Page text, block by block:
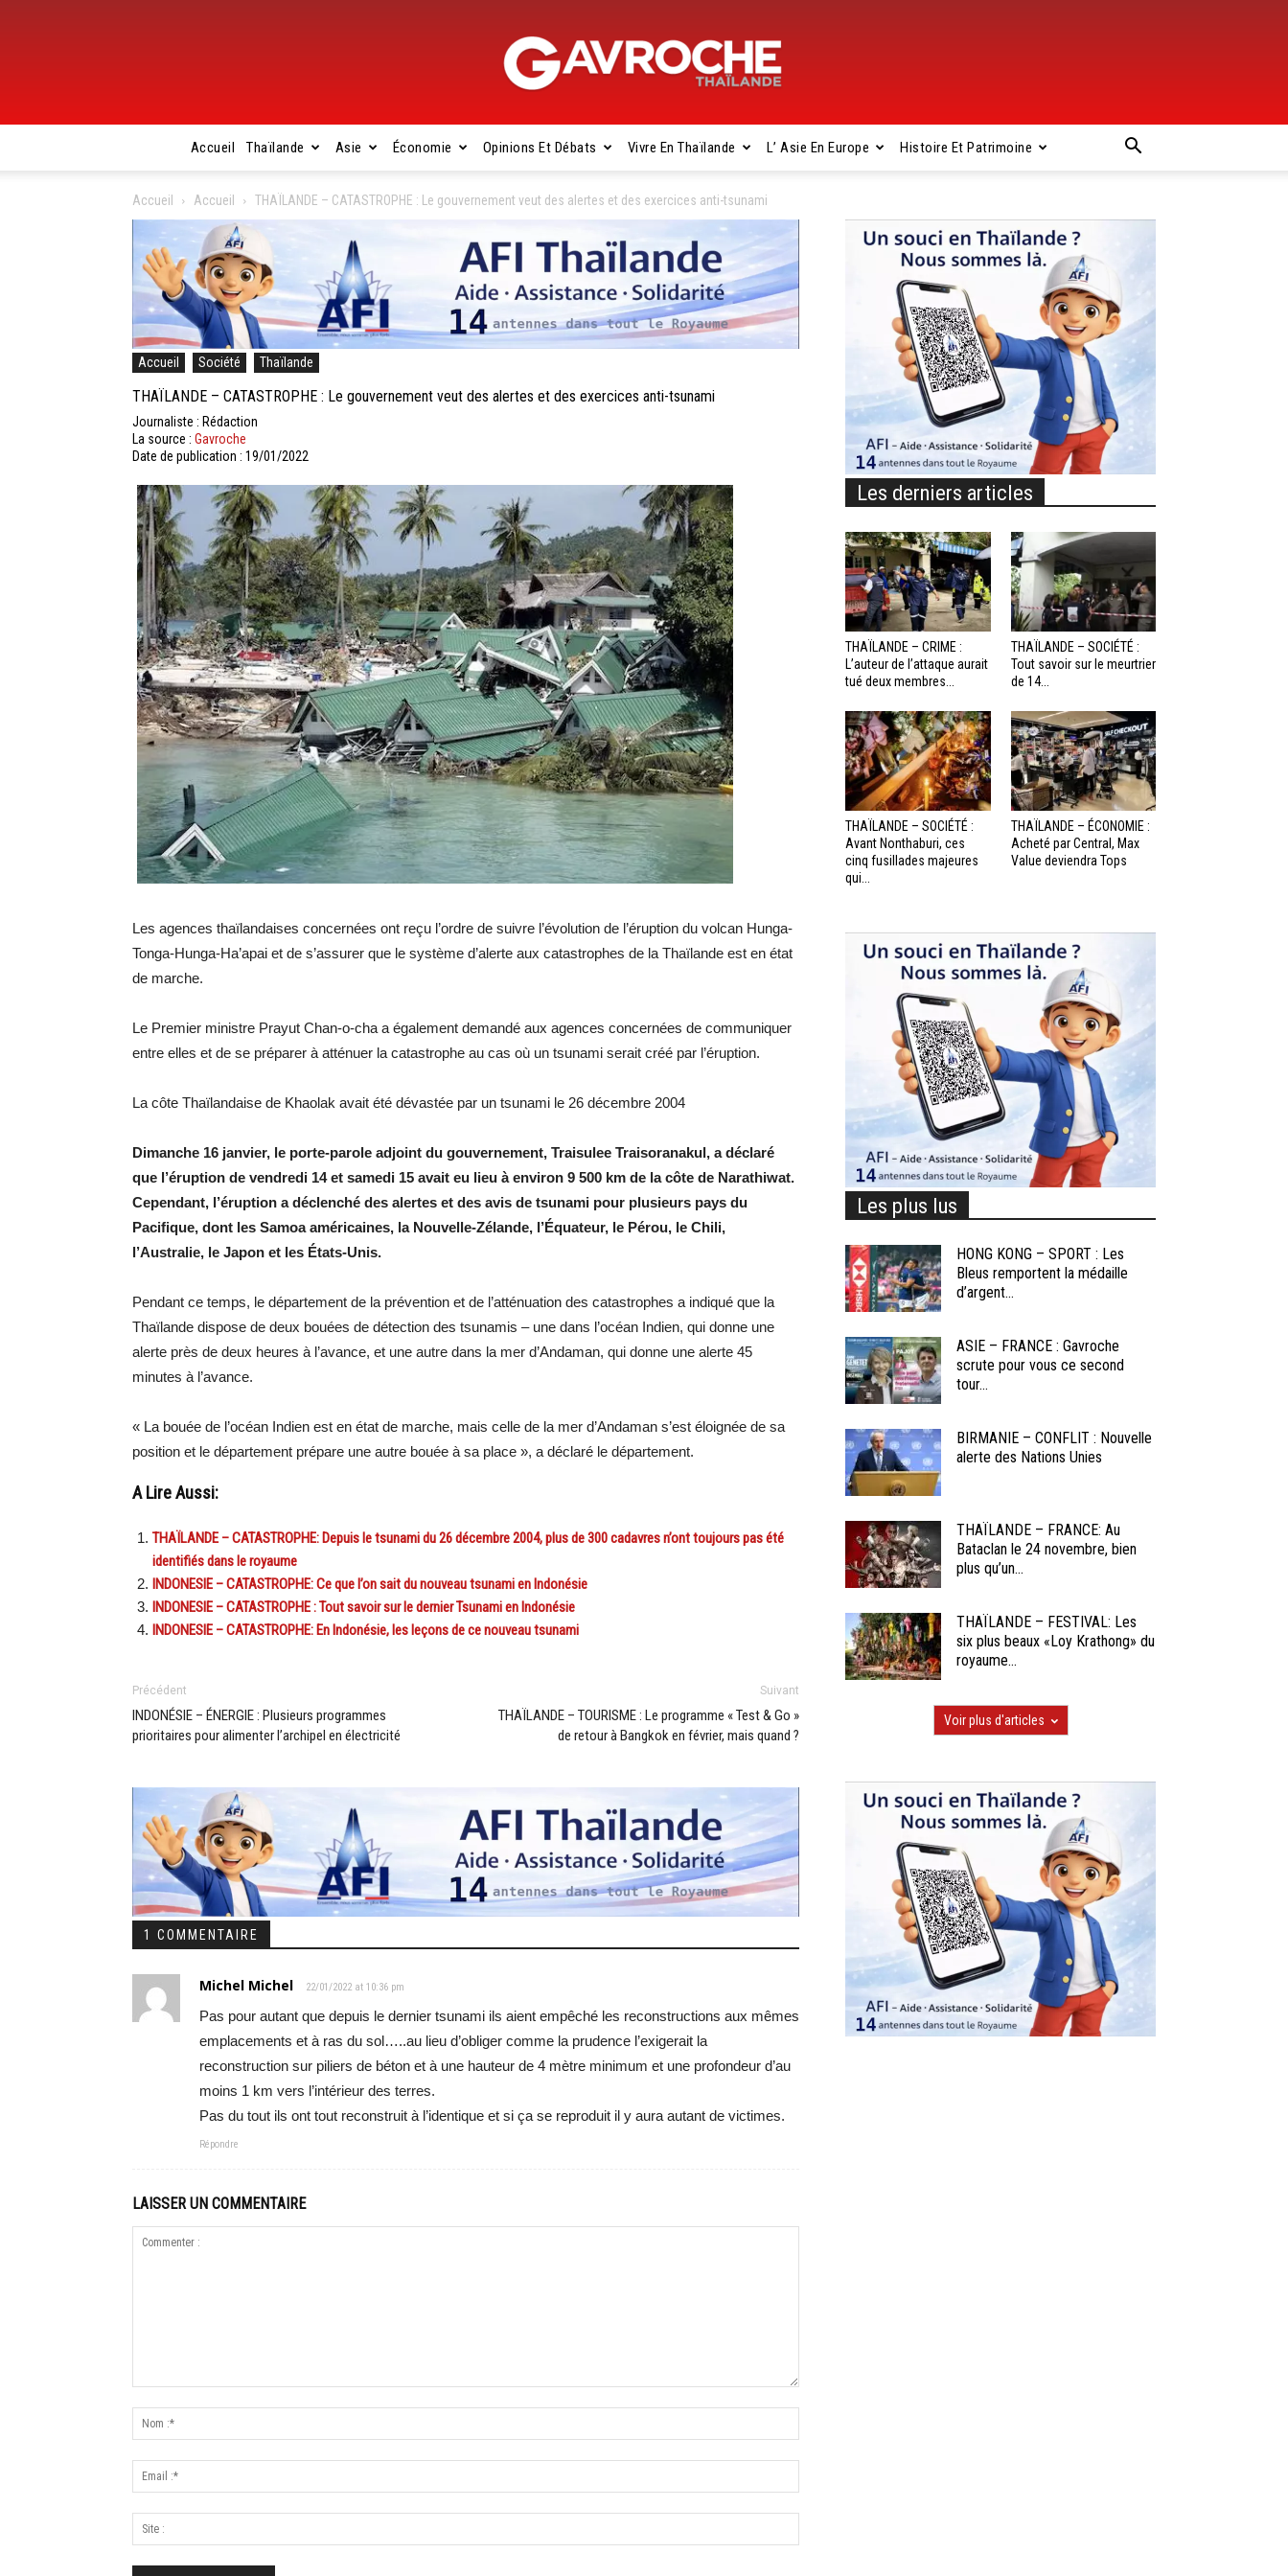
Gavroche
Thaïlande
Accueil Thaïlande Asie Économie Opinions Et Débats Vivre En Thaïlande L’ Asie En Europe Histoire Et Patrimoine
Accueil Accueil THAÏLANDE – CATASTROPHE : Le gouvernement veut des alertes et des exercices anti-tsunami
Accueil Société Thaïlande
THAÏLANDE – CATASTROPHE : Le gouvernement veut des alertes et des exercices anti-tsunami
Journaliste : Rédaction
La source : Gavroche
Date de publication : 19/01/2022
Les agences thaïlandaises concernées ont reçu l’ordre de suivre l’évolution de l’éruption du volcan Hunga-
Tonga-Hunga-Ha’apai et de s’assurer que le système d’alerte aux catastrophes de la Thaïlande est en état
de marche.
Le Premier ministre Prayut Chan-o-cha a également demandé aux agences concernées de communiquer
entre elles et de se préparer à atténuer la catastrophe au cas où un tsunami serait créé par l’éruption.
La côte Thaïlandaise de Khaolak avait été dévastée par un tsunami le 26 décembre 2004
Dimanche 16 janvier, le porte-parole adjoint du gouvernement, Traisulee Traisoranakul, a déclaré
que l’éruption de vendredi 14 et samedi 15 avait eu lieu à environ 9 500 km de la côte de Narathiwat.
Cependant, l’éruption a déclenché des alertes et des avis de tsunami pour plusieurs pays du
Pacifique, dont les Samoa américaines, la Nouvelle-Zélande, l’Équateur, le Pérou, le Chili,
l’Australie, le Japon et les États-Unis.
Pendant ce temps, le département de la prévention et de l’atténuation des catastrophes a indiqué que la
Thaïlande dispose de deux bouées de détection des tsunamis – une dans l’océan Indien, qui donne une
alerte près de deux heures à l’avance, et une autre dans la mer d’Andaman, qui donne une alerte 45
minutes à l’avance.
« La bouée de l’océan Indien est en état de marche, mais celle de la mer d’Andaman s’est éloignée de sa
position et le département prépare une autre bouée à sa place », a déclaré le département.
A Lire Aussi:
THAÏLANDE – CATASTROPHE: Depuis le tsunami du 26 décembre 2004, plus de 300 cadavres n’ont toujours pas été
identifiés dans le royaume
INDONESIE – CATASTROPHE: Ce que l’on sait du nouveau tsunami en Indonésie
INDONESIE – CATASTROPHE : Tout savoir sur le dernier Tsunami en Indonésie
INDONESIE – CATASTROPHE: En Indonésie, les leçons de ce nouveau tsunami
Précédent
INDONÉSIE – ÉNERGIE : Plusieurs programmes
prioritaires pour alimenter l’archipel en électricité
Suivant
THAÏLANDE – TOURISME : Le programme « Test & Go »
de retour à Bangkok en février, mais quand ?
1 COMMENTAIRE
Michel Michel 22/01/2022 at 10:36 pm
Pas pour autant que depuis le dernier tsunami ils aient empêché les reconstructions aux mêmes
emplacements et à ras du sol…..au lieu d’obliger comme la prudence l’exigerait la
reconstruction sur piliers de béton et à une hauteur de 4 mètre minimum et une profondeur d’au
moins 1 km vers l’intérieur des terres.
Pas du tout ils ont tout reconstruit à l’identique et si ça se reproduit il y aura autant de victimes.
Répondre
LAISSER UN COMMENTAIRE
Les derniers articles
THAÏLANDE – CRIME :
L’auteur de l’attaque aurait
tué deux membres...
THAÏLANDE – SOCIÉTÉ :
Tout savoir sur le meurtrier
de 14...
THAÏLANDE – SOCIÉTÉ :
Avant Nonthaburi, ces
cinq fusillades majeures
qui...
THAÏLANDE – ÉCONOMIE :
Acheté par Central, Max
Value deviendra Tops
Les plus lus
HONG KONG – SPORT : Les
Bleus remportent la médaille
d’argent...
ASIE – FRANCE : Gavroche
scrute pour vous ce second
tour...
BIRMANIE – CONFLIT : Nouvelle
alerte des Nations Unies
THAÏLANDE – FRANCE: Au
Bataclan le 24 novembre, bien
plus qu’un...
THAÏLANDE – FESTIVAL: Les
six plus beaux «Loy Krathong» du
royaume...
Voir plus d'articles